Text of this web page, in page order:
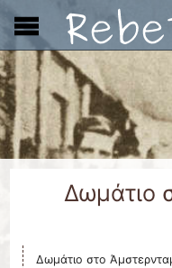
Δωμάτιο
Δωμάτιο στο